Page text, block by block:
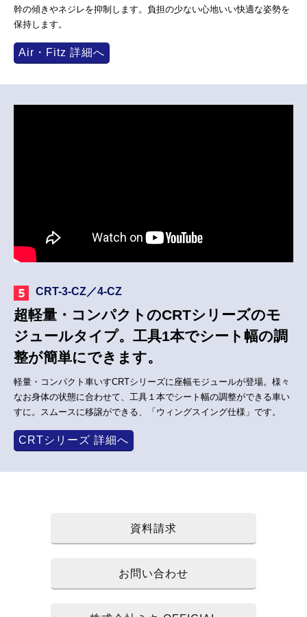
幹の傾きやネジレを抑制します。負担の少ない心地いい快適な姿勢を
保持します。
Air・Fitz 詳細へ
CRT-3-CZ／4-CZ
超軽量・コンパクトのCRTシリーズのモ
ジュールタイプ。工具1本でシート幅の調
整が簡単にできます。
軽量・コンパクト車いすCRTシリーズに座幅モジュールが登場。様々
なお身体の状態に合わせて、工具１本でシート幅の調整ができる車い
すに。スムースに移譲ができる、「ウィングスイング仕様」です。
CRTシリーズ 詳細へ
資料請求
お問い合わせ